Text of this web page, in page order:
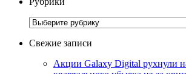
Рубрики
Свежие записи
Акции Galaxy Digital рухнули